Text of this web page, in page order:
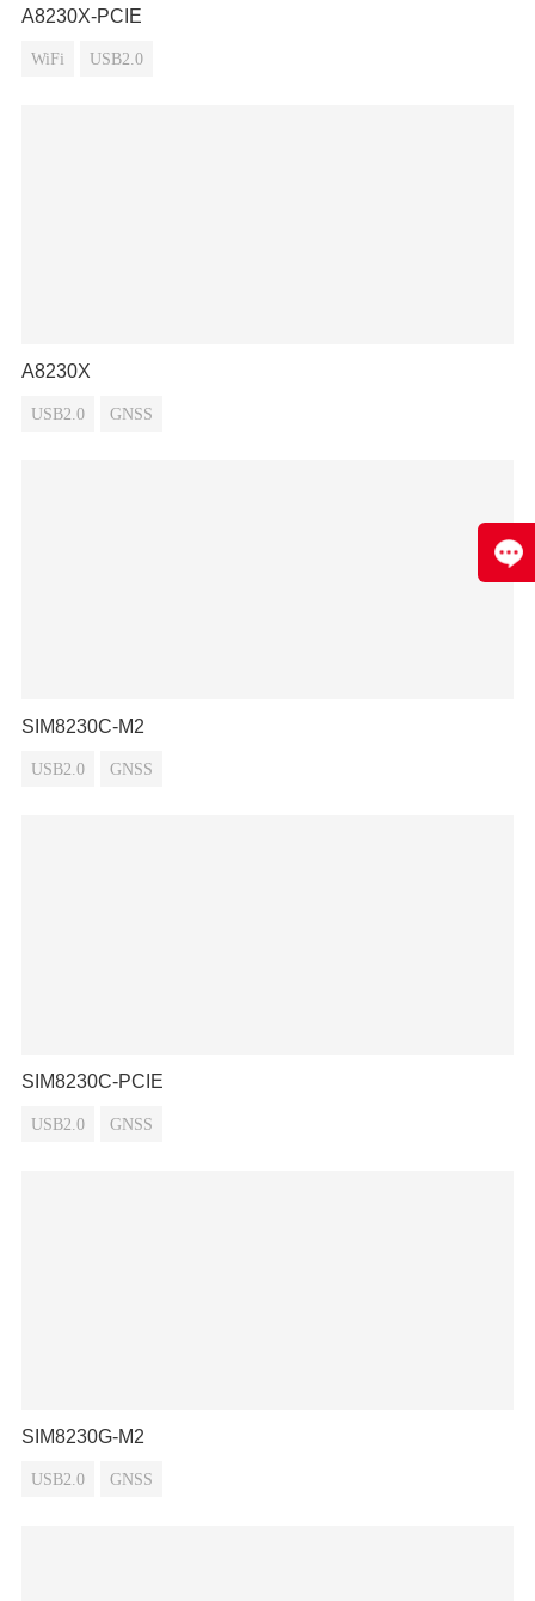
A8230X-PCIE
WiFi USB2.0
A8230X
USB2.0 GNSS
SIM8230C-M2
USB2.0 GNSS
SIM8230C-PCIE
USB2.0 GNSS
SIM8230G-M2
USB2.0 GNSS